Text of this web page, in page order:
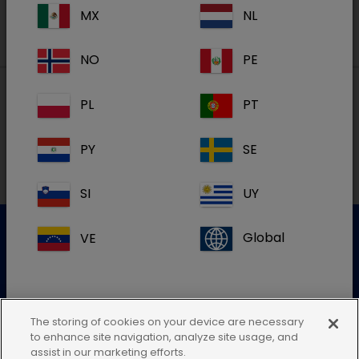
For mere information kontakt venligst vores kundeservice
Send en elektronisk forespørgsel
MX NL
NO PE
PL PT
PY SE
SI UY
VE Global
Hvis du ikke kan finde din landeadresse,
The storing of cookies on your device are necessary
to enhance site navigation, analyze site usage, and
assist in our marketing efforts.